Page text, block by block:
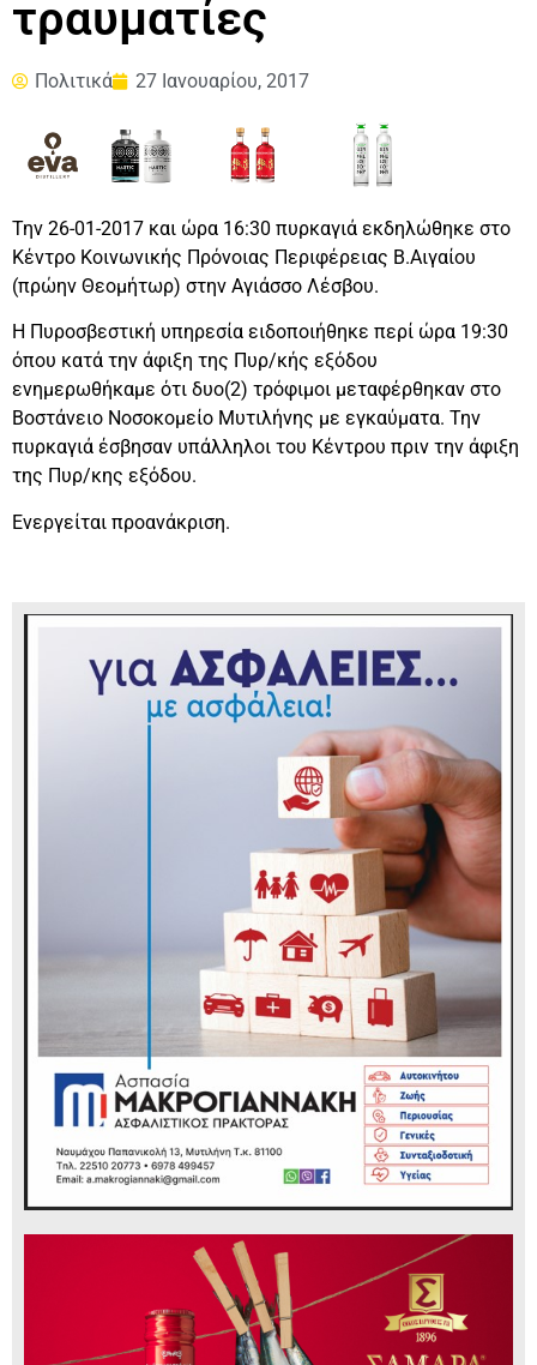
τραυματίες
Πολιτικά 27 Ιανουαρίου, 2017
Την 26-01-2017 και ώρα 16:30 πυρκαγιά εκδηλώθηκε στο
Κέντρο Κοινωνικής Πρόνοιας Περιφέρειας Β.Αιγαίου
(πρώην Θεομήτωρ) στην Αγιάσσο Λέσβου.
Η Πυροσβεστική υπηρεσία ειδοποιήθηκε περί ώρα 19:30
όπου κατά την άφιξη της Πυρ/κής εξόδου
ενημερωθήκαμε ότι δυο(2) τρόφιμοι μεταφέρθηκαν στο
Βοστάνειο Νοσοκομείο Μυτιλήνης με εγκαύματα. Την
πυρκαγιά έσβησαν υπάλληλοι του Κέντρου πριν την άφιξη
της Πυρ/κης εξόδου.
Ενεργείται προανάκριση.